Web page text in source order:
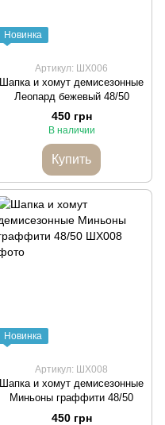
Новинка
Артикул: ШХ006
Шапка и хомут демисезонные
Леопард бежевый 48/50
450 грн
В наличии
Купить
Новинка
Артикул: ШХ008
Шапка и хомут демисезонные
Миньоны граффити 48/50
450 грн